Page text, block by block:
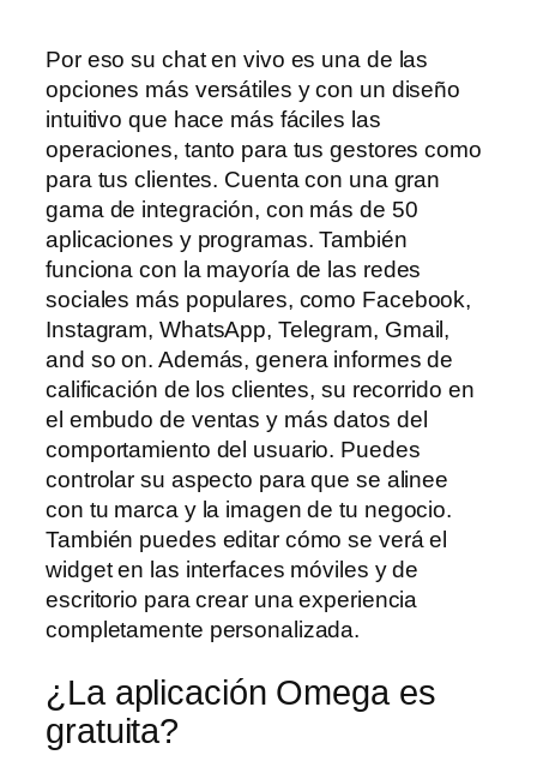
Por eso su chat en vivo es una de las
opciones más versátiles y con un diseño
intuitivo que hace más fáciles las
operaciones, tanto para tus gestores como
para tus clientes. Cuenta con una gran
gama de integración, con más de 50
aplicaciones y programas. También
funciona con la mayoría de las redes
sociales más populares, como Facebook,
Instagram, WhatsApp, Telegram, Gmail,
and so on. Además, genera informes de
calificación de los clientes, su recorrido en
el embudo de ventas y más datos del
comportamiento del usuario. Puedes
controlar su aspecto para que se alinee
con tu marca y la imagen de tu negocio.
También puedes editar cómo se verá el
widget en las interfaces móviles y de
escritorio para crear una experiencia
completamente personalizada.
¿La aplicación Omega es
gratuita?